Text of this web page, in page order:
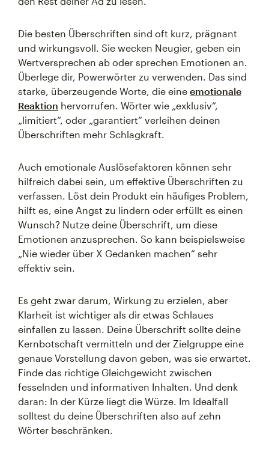
Die besten Überschriften sind oft kurz, prägnant
und wirkungsvoll. Sie wecken Neugier, geben ein
Wertversprechen ab oder sprechen Emotionen an.
Überlege dir, Powerwörter zu verwenden. Das sind
starke, überzeugende Worte, die eine emotionale
Reaktion hervorrufen. Wörter wie „exklusiv“,
„limitiert“, oder „garantiert“ verleihen deinen
Überschriften mehr Schlagkraft.
Auch emotionale Auslösefaktoren können sehr
hilfreich dabei sein, um effektive Überschriften zu
verfassen. Löst dein Produkt ein häufiges Problem,
hilft es, eine Angst zu lindern oder erfüllt es einen
Wunsch? Nutze deine Überschrift, um diese
Emotionen anzusprechen. So kann beispielsweise
„Nie wieder über X Gedanken machen“ sehr
effektiv sein.
Es geht zwar darum, Wirkung zu erzielen, aber
Klarheit ist wichtiger als dir etwas Schlaues
einfallen zu lassen. Deine Überschrift sollte deine
Kernbotschaft vermitteln und der Zielgruppe eine
genaue Vorstellung davon geben, was sie erwartet.
Finde das richtige Gleichgewicht zwischen
fesselnden und informativen Inhalten. Und denk
daran: In der Kürze liegt die Würze. Im Idealfall
solltest du deine Überschriften also auf zehn
Wörter beschränken.